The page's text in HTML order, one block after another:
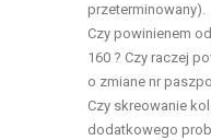
przeterminowany).
Czy powinienem
160 ? Czy raczej
o zmiane nr
Czy skreowanie
dodatkowego